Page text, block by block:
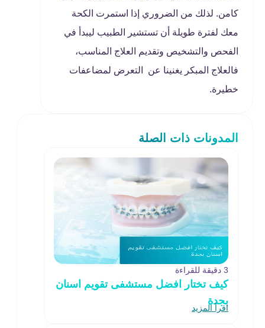
كامن. لذلك من الضروري إذا استمرت الكحة
معك لفترة طويلة أن تستشير الطبيب ليبدأ في
الفحص والتشخيص وتقديم العلاج المناسب،
فالعلاج المبكر يغنينا عن التعرض لمضاعفات
خطيرة.
المدونات ذات الصلة
3 دقيقة للقراءة
كيف تختار افضل مستشفى تقويم اسنان
بجدة
اقرأ المزيد